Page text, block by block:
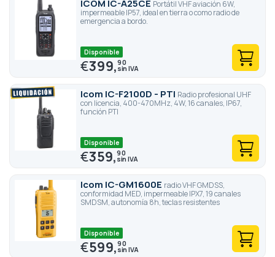
ICOM IC-A25CE Portátil VHF aviación 6W,
impermeable IP57, ideal en tierra o como radio de
emergencia a bordo.
Disponible
€399,90
Icom IC-F2100D - PTI Radio profesional UHF
con licencia, 400-470MHz, 4W, 16 canales, IP67,
función PTI
Disponible
€359,90
Icom IC-GM1600E radio VHF GMDSS,
conformidad MED, impermeable IPX7, 19 canales
SMDSM, autonomía 8h, teclas resistentes
Disponible
€599,90